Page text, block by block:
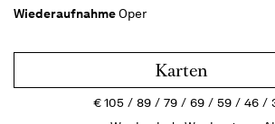
WiederaufnahmeOper
Karten
€105 89 79 69 59 46